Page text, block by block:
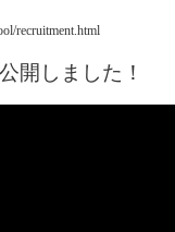
recruitment.html
開しました！